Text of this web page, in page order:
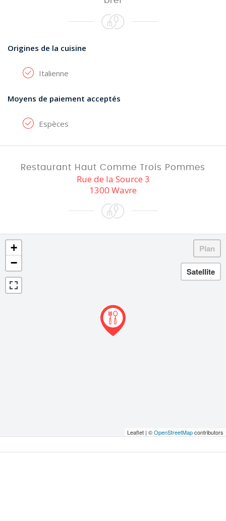
Origines de la cuisine
Italienne
Moyens de paiement acceptés
Espèces
Restaurant Haut Comme Trois Pommes
Rue de la Source 3
1300 Wavre
+
−
Leaflet | ©OpenStreetMapcontributors